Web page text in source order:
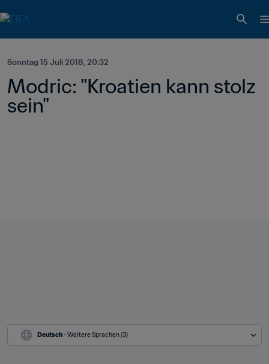
Sonntag 15 Juli 2018, 20:32
Modric: "Kroatien kann stolz
sein"
Deutsch - Weitere Sprachen (3)